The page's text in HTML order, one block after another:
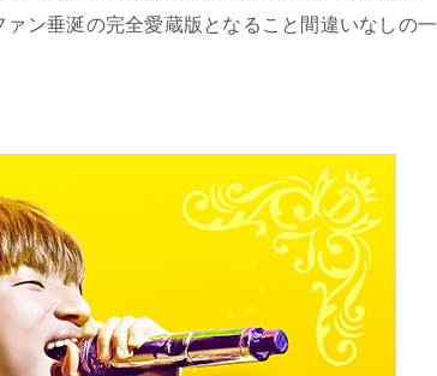
ン垂涎の完全愛蔵版となること間違いなしの一